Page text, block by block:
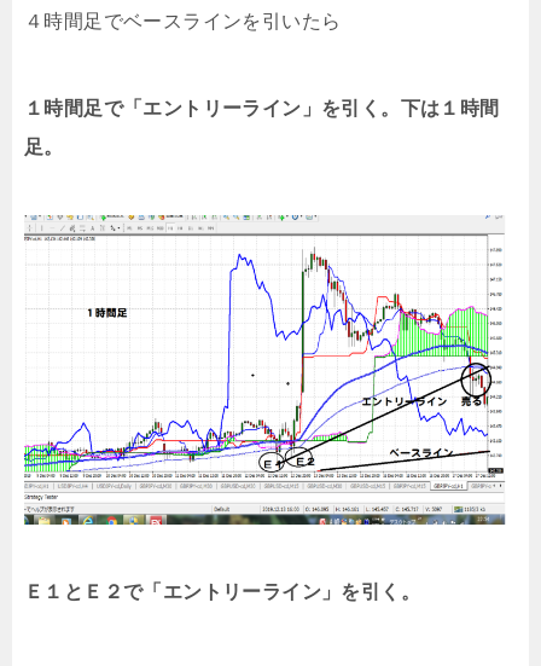
４時間足でベースラインを引いたら
１時間足で「エントリーライン」を引く。下は１時間
足。
Ｅ１とＥ２で「エントリーライン」を引く。